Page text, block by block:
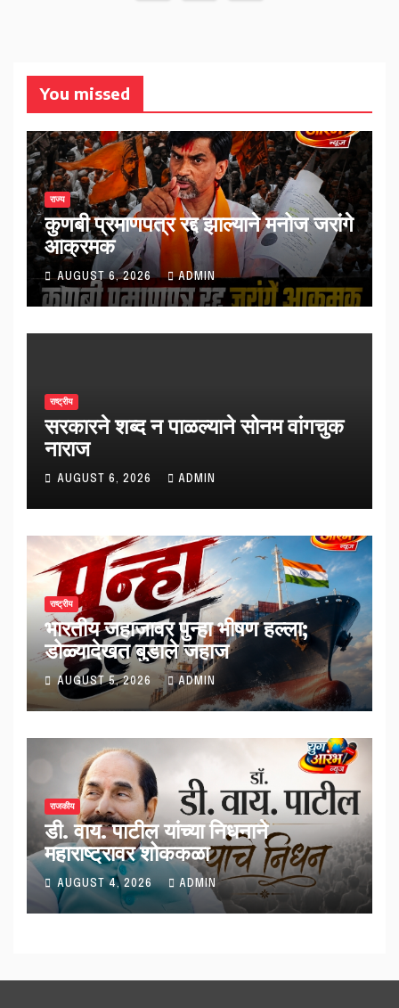
You missed
राज्य
कुणबी प्रमाणपत्र रद्द झाल्याने मनोज जरांगे
आक्रमक
AUGUST 6, 2026 ADMIN
राष्ट्रीय
सरकारने शब्द न पाळल्याने सोनम वांगचुक
नाराज
AUGUST 6, 2026 ADMIN
राष्ट्रीय
भारतीय जहाजावर पुन्हा भीषण हल्ला;
डोळ्यादेखत बुडाले जहाज
AUGUST 5, 2026 ADMIN
राजकीय
डी. वाय. पाटील यांच्या निधनाने
महाराष्ट्रावर शोककळा
AUGUST 4, 2026 ADMIN